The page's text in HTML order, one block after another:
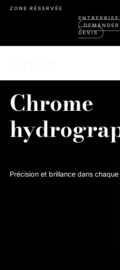
ZONE RÉSERVÉE
ENTREPRISE:
DEMANDER
DEVIS
Chrome
Précision et brillance dans